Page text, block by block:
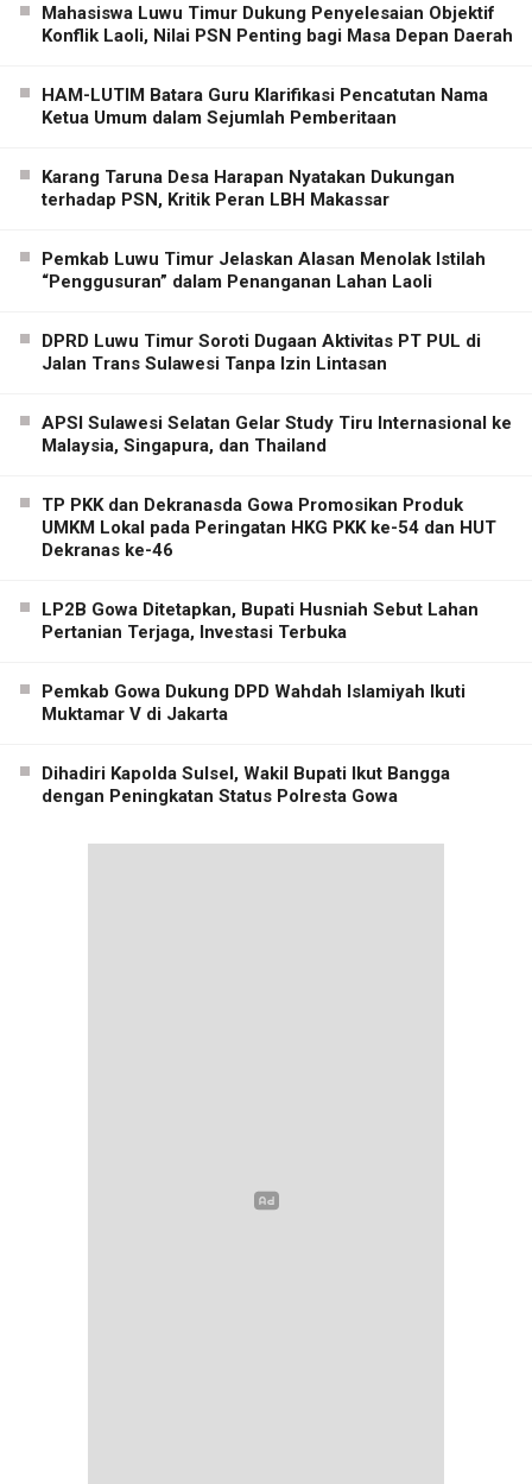
Mahasiswa Luwu Timur Dukung Penyelesaian Objektif
Konflik Laoli, Nilai PSN Penting bagi Masa Depan Daerah
HAM-LUTIM Batara Guru Klarifikasi Pencatutan Nama
Ketua Umum dalam Sejumlah Pemberitaan
Karang Taruna Desa Harapan Nyatakan Dukungan
terhadap PSN, Kritik Peran LBH Makassar
Pemkab Luwu Timur Jelaskan Alasan Menolak Istilah
“Penggusuran” dalam Penanganan Lahan Laoli
DPRD Luwu Timur Soroti Dugaan Aktivitas PT PUL di
Jalan Trans Sulawesi Tanpa Izin Lintasan
APSI Sulawesi Selatan Gelar Study Tiru Internasional ke
Malaysia, Singapura, dan Thailand
TP PKK dan Dekranasda Gowa Promosikan Produk
UMKM Lokal pada Peringatan HKG PKK ke-54 dan HUT
Dekranas ke-46
LP2B Gowa Ditetapkan, Bupati Husniah Sebut Lahan
Pertanian Terjaga, Investasi Terbuka
Pemkab Gowa Dukung DPD Wahdah Islamiyah Ikuti
Muktamar V di Jakarta
Dihadiri Kapolda Sulsel, Wakil Bupati Ikut Bangga
dengan Peningkatan Status Polresta Gowa